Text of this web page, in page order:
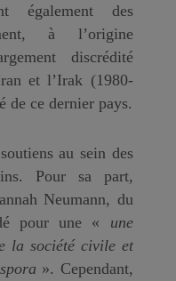
également des
à l’origine
discrédité
et l’Irak (1980-
de ce dernier pays.
au sein des
Pour sa part,
Neumann, du
pour une « une
la société civile et
». Cependant,